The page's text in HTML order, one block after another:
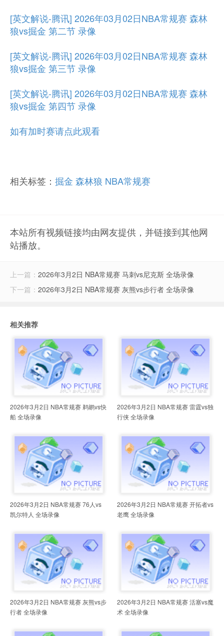
[英文解说-腾讯] 2026年03月02日NBA常规赛 森林
狼vs掘金 第二节 录像
[英文解说-腾讯] 2026年03月02日NBA常规赛 森林
狼vs掘金 第三节 录像
[英文解说-腾讯] 2026年03月02日NBA常规赛 森林
狼vs掘金 第四节 录像
如有加时赛请点此观看
相关标签： 掘金 森林狼 NBA常规赛
本站所有视频链接均由网友提供，并链接到其他网
站播放。
上一篇： 2026年3月2日 NBA常规赛 马刺vs尼克斯 全场录像
下一篇： 2026年3月2日 NBA常规赛 灰熊vs步行者 全场录像
相关推荐
2026年3月2日 NBA常规赛 鹈鹕vs快
船 全场录像
2026年3月2日 NBA常规赛 雷霆vs独
行侠 全场录像
2026年3月2日 NBA常规赛 76人vs
凯尔特人 全场录像
2026年3月2日 NBA常规赛 开拓者vs
老鹰 全场录像
2026年3月2日 NBA常规赛 灰熊vs步
行者 全场录像
2026年3月2日 NBA常规赛 活塞vs魔
术 全场录像